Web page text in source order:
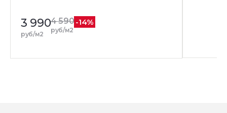
3 990
руб/м2
4 590
руб/м2
-14%